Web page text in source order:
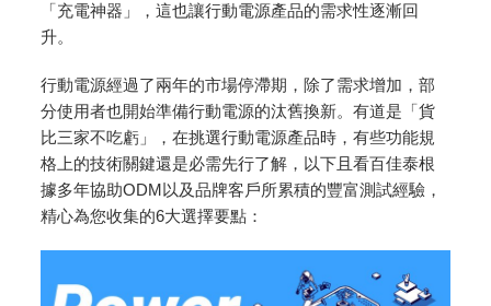
「充電神器」，這也讓行動電源產品的需求性逐漸回
升。
行動電源經過了兩年的市場停滯期，除了需求增加，部
分使用者也開始準備行動電源的汰舊換新。有道是「貨
比三家不吃虧」，在挑選行動電源產品時，有些功能規
格上的技術關鍵還是必需先行了解，以下且看百佳泰根
據多年協助ODM以及品牌客戶所累積的豐富測試經驗，
精心為您收集的6大選擇要點：